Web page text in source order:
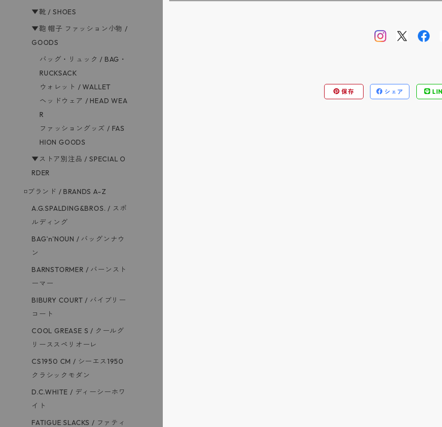
保存 シェア
▼靴 / SHOES
▼鞄 帽子 ファッション小物 /
GOODS
バッグ・リュック / BAG・
RUCKSACK
ウォレット / WALLET
ヘッドウェア / HEAD WEA
R
ファッショングッズ / FAS
HION GOODS
▼ストア別注品 / SPECIAL O
RDER
◽️ブランド / BRANDS A-Z
A.G.SPALDING&BROS. / スポ
ルディング
BAG'n'NOUN / バッグンナウ
ン
BARNSTORMER / バーンスト
ーマー
BIBURY COURT / バイブリー
コート
COOL GREASE S / クールグ
リーススペリオーレ
CS1950 CM / シーエス1950
クラシックモダン
D.C.WHITE / ディーシーホワ
イト
FATIGUE SLACKS / ファティ